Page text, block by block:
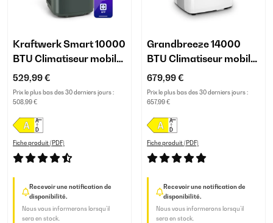
Kraftwerk Smart 10000
BTU Climatiseur mobile
Anthracite
529,99 €
Prix le plus bas des 30 derniers jours :
508,99 €
Fiche produit (PDF)
Recevoir une notification de
disponibilité.
Nous vous informerons lorsqu’il
sera en stock.
Grandbreeze 14000
BTU Climatiseur mobile
Blanc
679,99 €
Prix le plus bas des 30 derniers jours :
657,99 €
Fiche produit (PDF)
Recevoir une notification de
disponibilité.
Nous vous informerons lorsqu’il
sera en stock.